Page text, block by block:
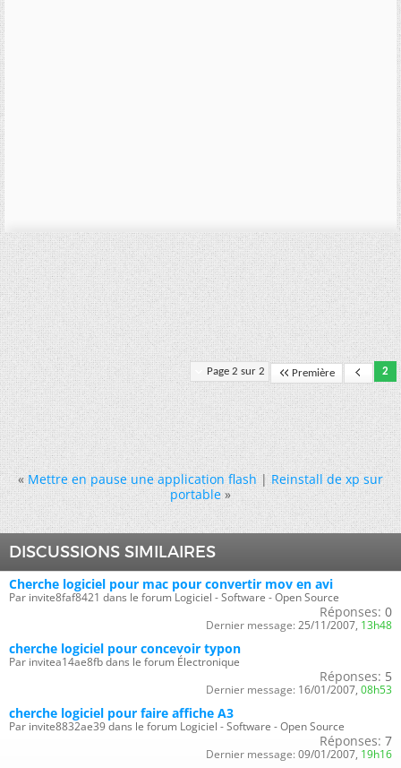
Page 2 sur 2 Première 2
« Mettre en pause une application flash|Reinstall de xp sur
portable »
DISCUSSIONS SIMILAIRES
Cherche logiciel pour mac pour convertir mov en avi
Par invite8faf8421 dans le forum Logiciel - Software - Open Source
Réponses: 0
Dernier message: 25/11/2007, 13h48
cherche logiciel pour concevoir typon
Par invitea14ae8fb dans le forum Électronique
Réponses: 5
Dernier message: 16/01/2007, 08h53
cherche logiciel pour faire affiche A3
Par invite8832ae39 dans le forum Logiciel - Software - Open Source
Réponses: 7
Dernier message: 09/01/2007, 19h16